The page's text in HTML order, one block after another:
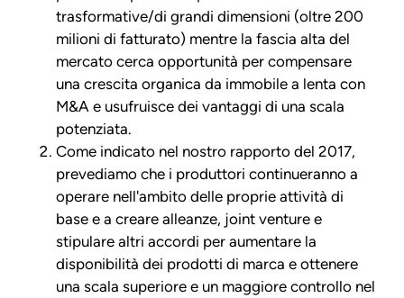
trasformative/di grandi dimensioni (oltre 200
milioni di fatturato) mentre la fascia alta del
mercato cerca opportunità per compensare
una crescita organica da immobile a lenta con
M&A e usufruisce dei vantaggi di una scala
potenziata.
Come indicato nel nostro rapporto del 2017,
prevediamo che i produttori continueranno a
operare nell'ambito delle proprie attività di
base e a creare alleanze, joint venture e
stipulare altri accordi per aumentare la
disponibilità dei prodotti di marca e ottenere
una scala superiore e un maggiore controllo nel